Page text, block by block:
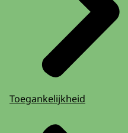
Toegankelijkheid